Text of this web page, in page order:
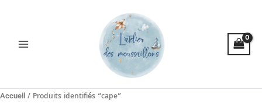
Accueil / Produits identifiés “cape”
par
popularité